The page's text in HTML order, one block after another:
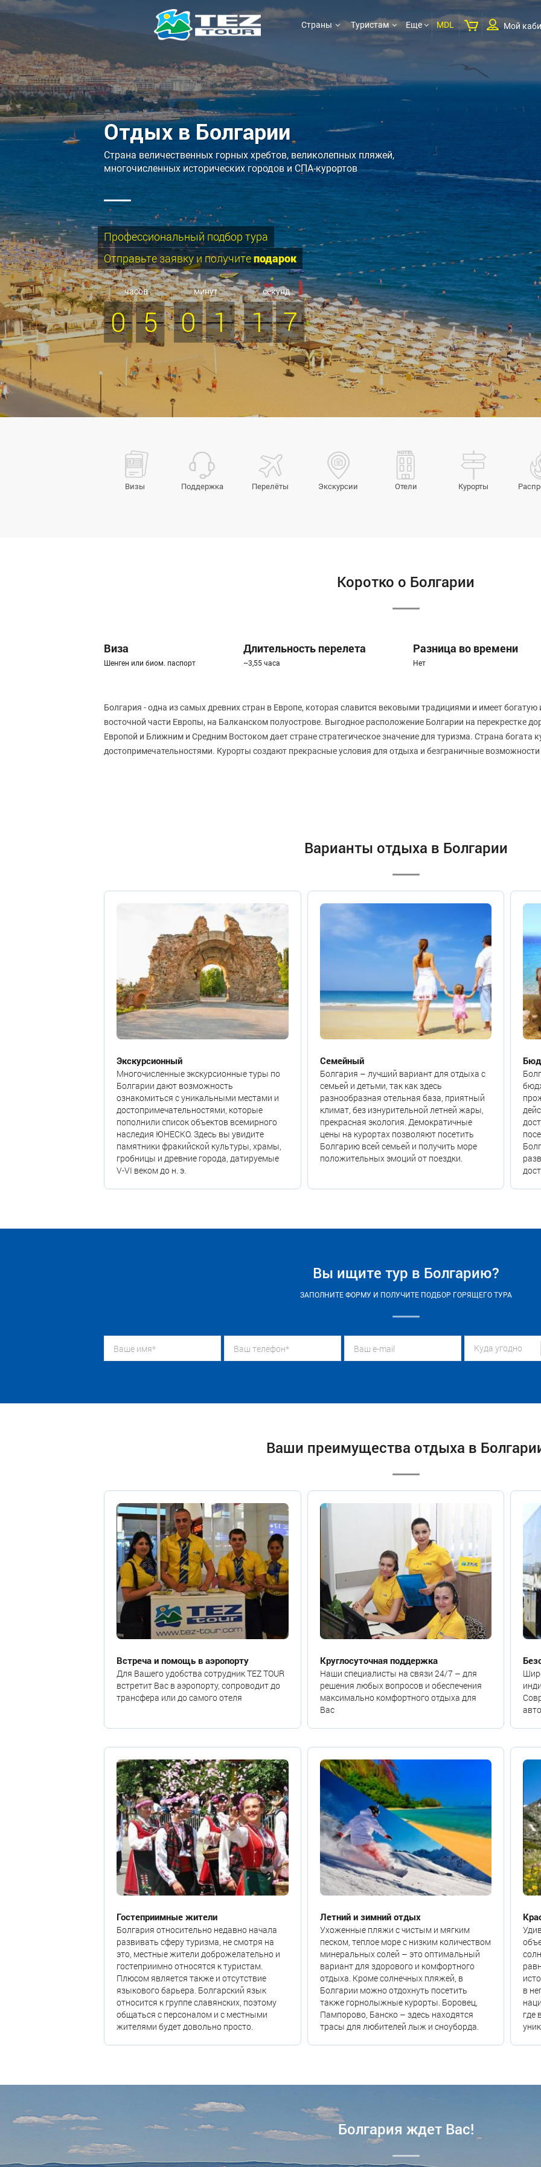
Страны Туристам Еще MDL Мой
Отдых в Болгарии
Страна величественных горных хребтов, великолепных пляжей,
многочисленных исторических городов и СПА-курортов
Профессиональный подбор тура
Отправьте заявку и получитеподарок
часов
0 5
минут
0 1
секунд
1 5
6
Визы Поддержка Перелёты Экскурсии Отели Курорты
Коротко о Болгарии
Виза
Шенген или биом. паспорт
Длительность перелета
~3,55 часа
Разница во времени
Нет
Болгария - одна из самых древних стран в Европе, которая славится вековыми традициями и имеет
восточной части Европы, на Балканском полуострове. Выгодное расположение Болгарии на перекрестке
Европой и Ближним и Средним Востоком дает стране стратегическое значение для туризма. Страна богата
достопримечательностями. Курорты создают прекрасные условия для отдыха и безграничные
Варианты отдыха в Болгарии
Экскурсионный
Многочисленные экскурсионные туры по
Болгарии дают возможность
ознакомиться с уникальными местами и
достопримечательностями, которые
пополнили список объектов всемирного
наследия ЮНЕСКО. Здесь вы увидите
памятники фракийской культуры, храмы,
гробницы и древние города, датируемые
V-VI веком до н. э.
Семейный
Болгария – лучший вариант для отдыха с
семьей и детьми, так как здесь
разнообразная отельная база, приятный
климат, без изнурительной летней жары,
прекрасная экология. Демократичные
цены на курортах позволяют посетить
Болгарию всей семьей и получить море
положительных эмоций от поездки.
Вы ищите тур в Болгарию?
ЗАПОЛНИТЕ ФОРМУ И ПОЛУЧИТЕ ПОДБОР ГОРЯЩЕГО ТУРА
Куда угодно
Ваши преимущества отдыха в
Встреча и помощь в аэропорту
Для Вашего удобства сотрудник TEZ TOUR
встретит Вас в аэропорту, сопроводит до
трансфера или до самого отеля
Круглосуточная поддержка
Наши специалисты на связи 24/7 – для
решения любых вопросов и обеспечения
максимально комфортного отдыха для
Вас
Гостеприимные жители
Болгария относительно недавно начала
развивать сферу туризма, не смотря на
это, местные жители доброжелательно и
гостеприимно относятся к туристам.
Плюсом является также и отсутствие
языкового барьера. Болгарский язык
относится к группе славянских, поэтому
общаться с персоналом и с местными
жителями будет довольно просто.
Летний и зимний отдых
Ухоженные пляжи с чистым и мягким
песком, теплое море с низким количеством
минеральных солей – это оптимальный
вариант для здорового и комфортного
отдыха. Кроме солнечных пляжей, в
Болгарии можно отдохнуть посетить
также горнолыжные курорты. Боровец,
Пампорово, Банско – здесь находятся
трасы для любителей лыж и сноуборда.
в
где
Болгария ждет Вас!